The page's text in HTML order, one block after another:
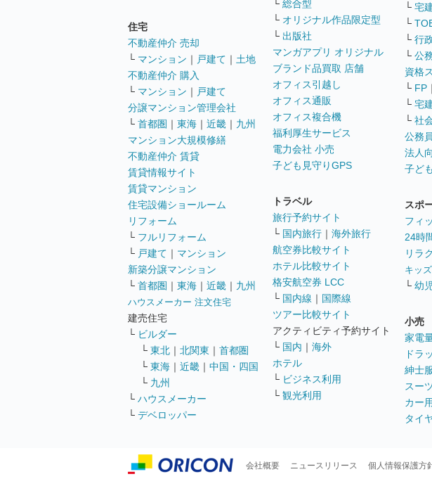
住宅
不動産仲介 売却
└ マンション ｜ 戸建て ｜ 土地
不動産仲介 購入
└ マンション ｜ 戸建て
分譲マンション管理会社
└ 首都圏 ｜ 東海 ｜ 近畿 ｜ 九州
マンション大規模修繕
不動産仲介 賃貸
賃貸情報サイト
賃貸マンション
住宅設備ショールーム
リフォーム
└ フルリフォーム
└ 戸建て ｜ マンション
新築分譲マンション
└ 首都圏 ｜ 東海 ｜ 近畿 ｜ 九州
ハウスメーカー 注文住宅
建売住宅
└ ビルダー
└ 東北 ｜ 北関東 ｜ 首都圏
└ 東海 ｜ 近畿 ｜ 中国・四国
└ 九州
└ ハウスメーカー
└ デベロッパー
└ 総合型
└ オリジナル作品限定型
└ 出版社
マンガアプリ オリジナル
ブランド品買取 店舗
オフィス引越し
オフィス通販
オフィス複合機
福利厚生サービス
電力会社 小売
子ども見守りGPS
トラベル
旅行予約サイト
└ 国内旅行 ｜ 海外旅行
航空券比較サイト
ホテル比較サイト
格安航空券 LCC
└ 国内線 ｜ 国際線
ツアー比較サイト
アクティビティ予約サイト
└ 国内 ｜ 海外
ホテル
└ ビジネス利用
└ 観光利用
└ 宅
└
└ 行
└ 公
資格
└ FP ｜
└ 宅
└ 社
公務
法人
子ど
スポ
フィ
24時
リラ
キッ
└ 幼児
小売
家電
ドラ
紳士
スー
カー
タイ
会社概要 ニュースリリース 個人情報保護方